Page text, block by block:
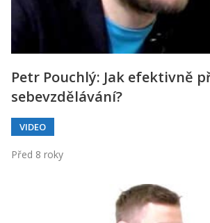
Petr Pouchlý: Jak efektivně
sebevzdělávání?
VIDEO
Před 8 roky